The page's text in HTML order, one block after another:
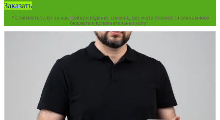
Заказать
*Стоимость услуг за настройку и ведение в месяц. Без учета стоимости рекламного
бюджета и дополнительных услуг.